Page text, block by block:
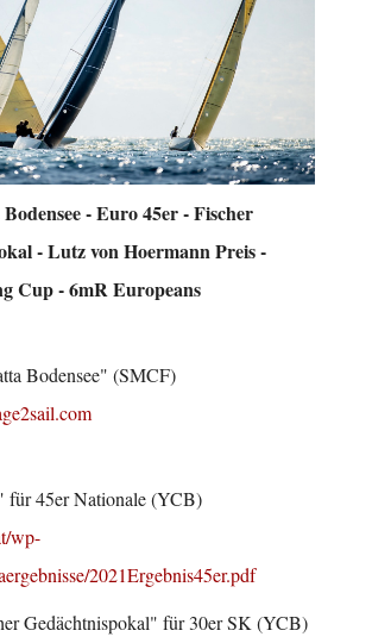
- Euro 45er - Fischer
- Lutz von Hoermann Preis -
Cup - 6mR Europeans
Bodensee" (SMCF)
für 45er Nationale (YCB)
wp-
2021Ergebnis45er.pdf
Gedächtnispokal" für 30er SK (YCB)